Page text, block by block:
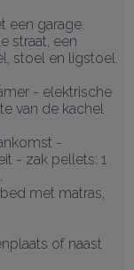
een garage.
straat, een
stoel en ligstoel.
- elektrische
van de kachel
-
- zak pellets: 1
met matras,
of naast